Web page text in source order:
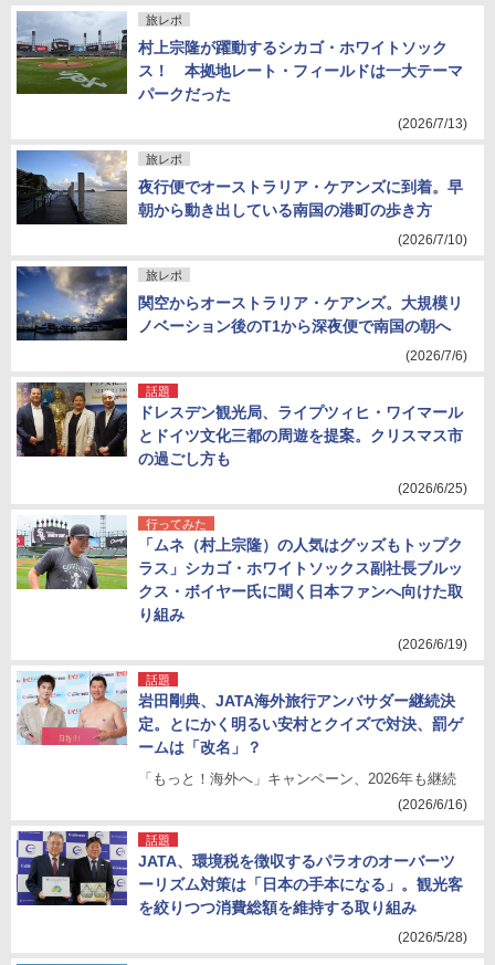
旅レポ
村上宗隆が躍動するシカゴ・ホワイトソック
ス！ 本拠地レート・フィールドは一大テーマ
パークだった
(2026/7/13)
旅レポ
夜行便でオーストラリア・ケアンズに到着。早
朝から動き出している南国の港町の歩き方
(2026/7/10)
旅レポ
関空からオーストラリア・ケアンズ。大規模リ
ノベーション後のT1から深夜便で南国の朝へ
(2026/7/6)
話題
ドレスデン観光局、ライプツィヒ・ワイマール
とドイツ文化三都の周遊を提案。クリスマス市
の過ごし方も
(2026/6/25)
行ってみた
「ムネ（村上宗隆）の人気はグッズもトップク
ラス」シカゴ・ホワイトソックス副社長ブルッ
クス・ボイヤー氏に聞く日本ファンへ向けた取
り組み
(2026/6/19)
話題
岩田剛典、JATA海外旅行アンバサダー継続決
定。とにかく明るい安村とクイズで対決、罰ゲ
ームは「改名」？
「もっと！海外へ」キャンペーン、2026年も継続
(2026/6/16)
話題
JATA、環境税を徴収するパラオのオーバーツ
ーリズム対策は「日本の手本になる」。観光客
を絞りつつ消費総額を維持する取り組み
(2026/5/28)